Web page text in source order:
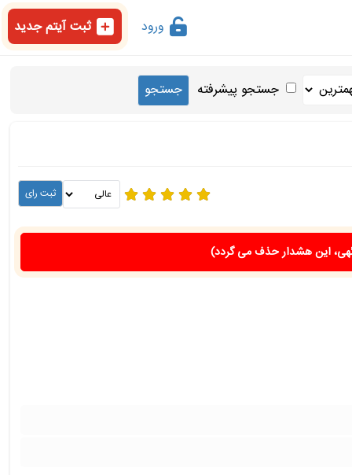
ورود ثبت آیتم جدید
جستجو پیشرفته
این هشدار حذف می گردد)